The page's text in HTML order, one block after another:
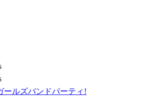
ールズバンドパーティ!